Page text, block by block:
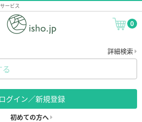
ービス
0
詳細検索
ログイン／新規登録
初めての方へ